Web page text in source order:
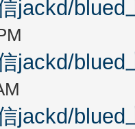
jackd/
jackd/
jackd/